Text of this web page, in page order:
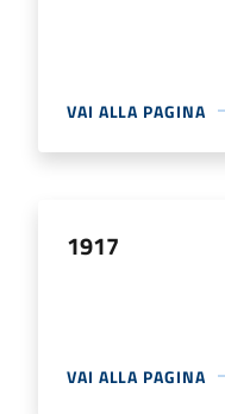
VAI ALLA PAGINA
1917
VAI ALLA PAGINA